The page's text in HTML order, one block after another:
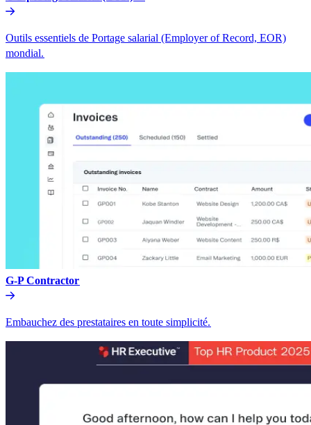
Outils essentiels de Portage salarial (Employer of Record, EOR)
mondial.​​
G-P Contractor​​
Embauchez des prestataires en toute simplicité.​​